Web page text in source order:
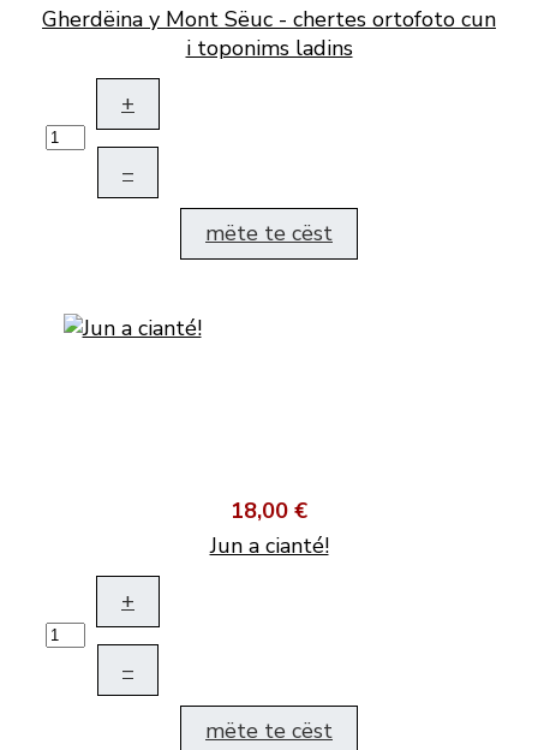
Gherdëina y Mont Sëuc - chertes ortofoto cun
i toponims ladins
+
–
mëte te cëst
18,00 €
Jun a cianté!
+
–
mëte te cëst